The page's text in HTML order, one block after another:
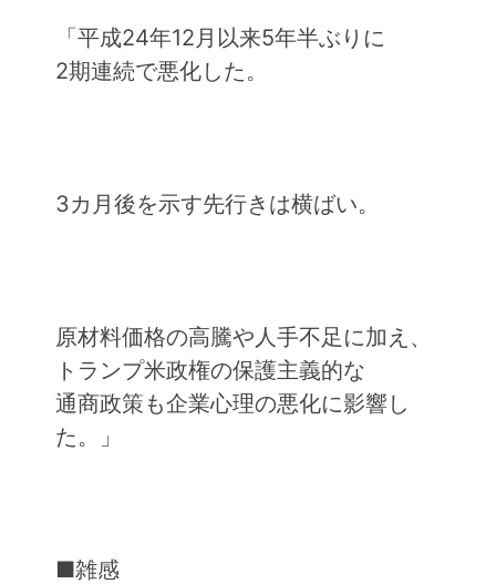
「平成24年12月以来5年半ぶりに
2期連続で悪化した。
3カ月後を示す先行きは横ばい。
原材料価格の高騰や人手不足に加え、
トランプ米政権の保護主義的な
通商政策も企業心理の悪化に影響し
た。」
■雑感